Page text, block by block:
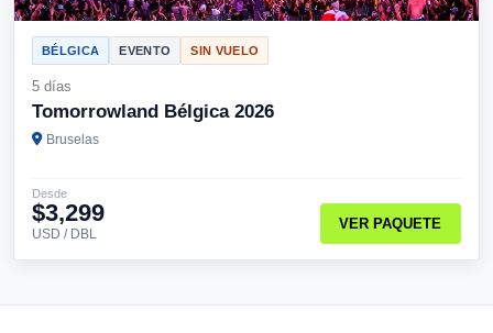
BÉLGICA EVENTO SIN VUELO
5 días
Tomorrowland Bélgica 2026
Bruselas
Desde
$3,299
USD / DBL
VER PAQUETE